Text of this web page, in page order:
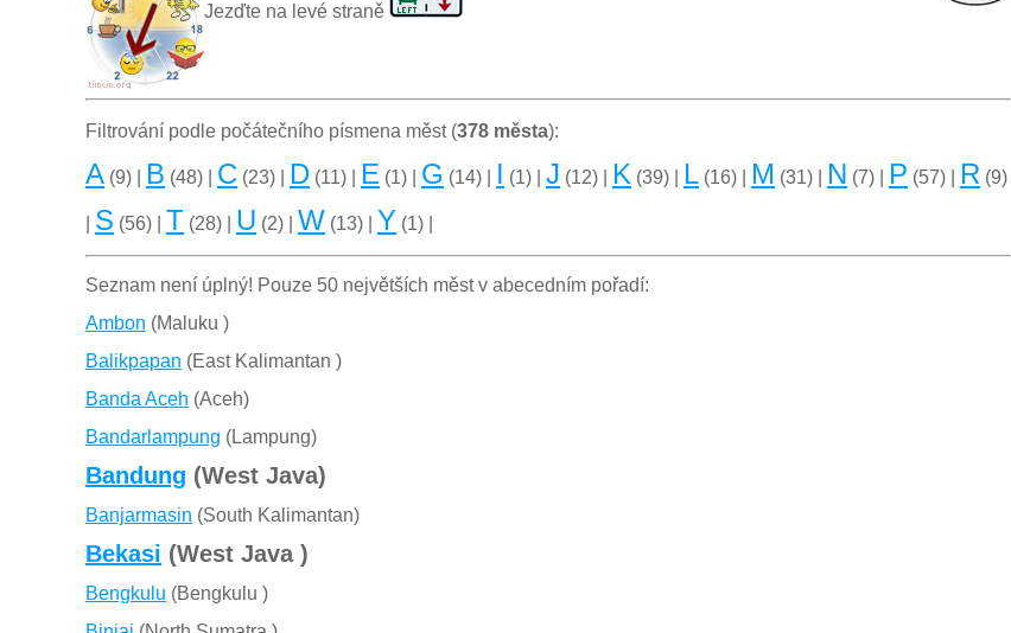
Jezďte na levé straně
Filtrování podle počátečního písmena měst (378 města):
A (9) | B (48) | C (23) | D (11) | E (1) | G (14) | I (1) | J (12) | K (39) | L (16) | M (31) | N (7) | P (57) | R (9)
S (56) | T (28) | U (2) | W (13) | Y (1) |
Seznam není úplný! Pouze 50 největších měst v abecedním pořadí:
Ambon (Maluku )
Balikpapan (East Kalimantan )
Banda Aceh (Aceh)
Bandarlampung (Lampung)
Bandung (West Java)
Banjarmasin (South Kalimantan)
Bekasi (West Java )
Bengkulu (Bengkulu )